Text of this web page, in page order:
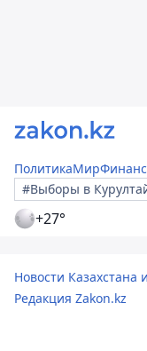
ПолитикаМир
#Выборы в
+27°
Новости Казахстана
Редакция Zakon.kz